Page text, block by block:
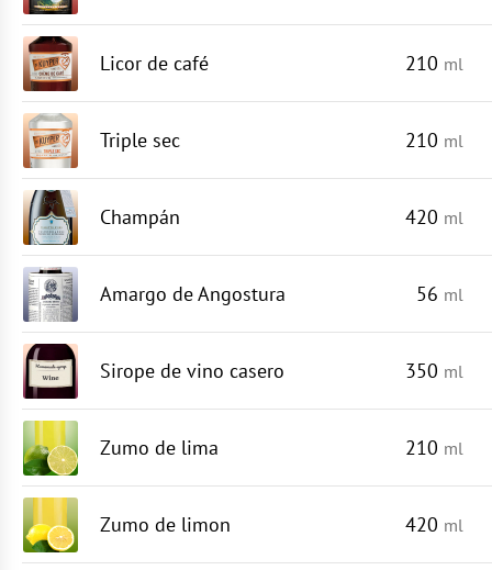
Licor de café 210 ml
Triple sec 210 ml
Champán 420 ml
Amargo de Angostura 56 ml
Sirope de vino casero 350 ml
Zumo de lima 210 ml
Zumo de limon 420 ml